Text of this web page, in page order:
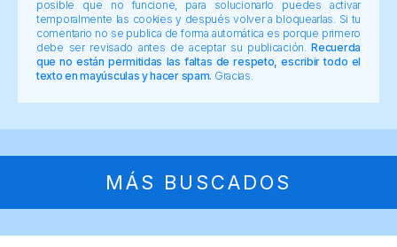
posible que no funcione, para solucionarlo puedes activar
temporalmente las cookies y después volver a bloquearlas. Si tu
comentario no se publica de forma automática es porque primero
debe ser revisado antes de aceptar su publicación.Recuerda
que no están permitidas las faltas de respeto, escribir todo el
texto en mayúsculas y hacer spam. Gracias.
MÁS BUSCADOS